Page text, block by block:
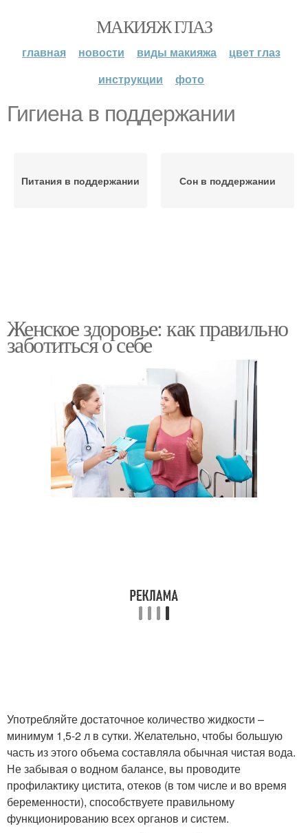
МАКИЯЖ ГЛАЗ
главная новости виды макияжа
цвет глаз
инструкции
фото
Гигиена в поддержании
Питания в поддержании Сон в поддержании
Женское здоровье: как правильно
заботиться о себе
Употребляйте достаточное количество жидкости –
минимум 1,5-2 л в сутки. Желательно, чтобы большую
часть из этого объема составляла обычная чистая вода.
Не забывая о водном балансе, вы проводите
профилактику цистита, отеков (в том числе и во время
беременности), способствуете правильному
функционированию всех органов и систем.